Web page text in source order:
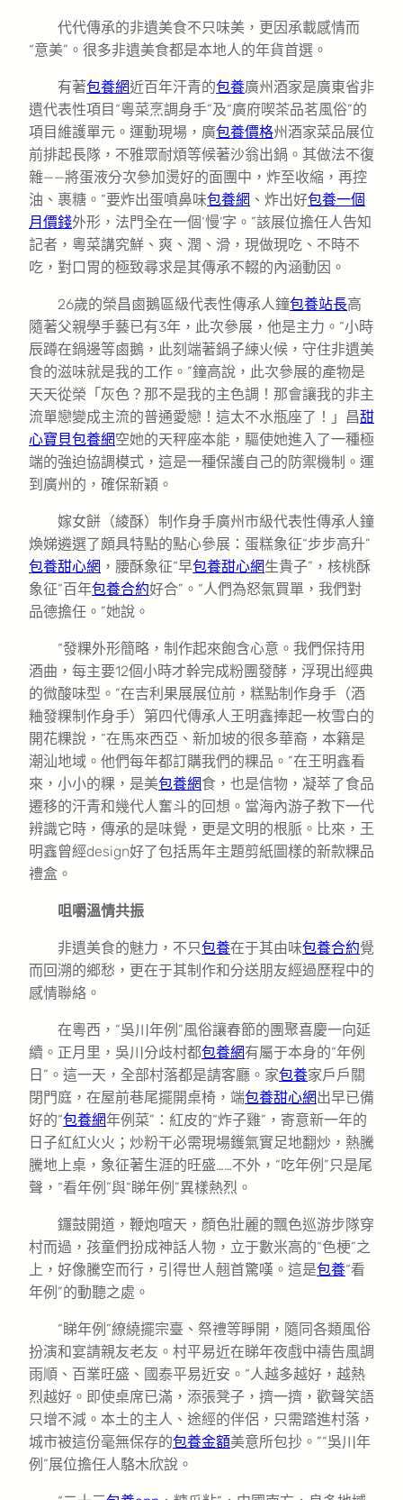
代代傳承的非遺美食不只味美，更因承載感情而
“意美”。很多非遺美食都是本地人的年貨首選。
有著包養網近百年汗青的包養廣州酒家是廣東省非
遺代表性項目“粵菜烹調身手”及“廣府喫茶品茗風俗”的
項目維護單元。運動現場，廣包養價格州酒家菜品展位
前排起長隊，不雅眾耐煩等候著沙翁出鍋。其做法不復
雜——將蛋液分次參加燙好的面團中，炸至收縮，再控
油、裹糖。“要炸出蛋噴鼻味包養網 、炸出好包養一個
月價錢外形，法門全在一個‘慢’字。”該展位擔任人告知
記者，粵菜講究鮮、爽、潤、滑，現做現吃、不時不
吃，對口胃的極致尋求是其傳承不輟的內涵動因。
26歲的榮昌鹵鵝區級代表性傳承人鐘包養站長高
隨著父親學手藝已有3年，此次參展，他是主力。“小時
辰蹲在鍋邊等鹵鵝，此刻端著鍋子練火候，守住非遺美
食的滋味就是我的工作。”鐘高說，此次參展的產物是
天天從榮「灰色？那不是我的主色調！那會讓我的非主
流單戀變成主流的普通愛戀！這太不水瓶座了！」昌甜
心寶貝包養網空她的天秤座本能，驅使她進入了一種極
端的強迫協調模式，這是一種保護自己的防禦機制。運
到廣州的，確保新穎。
嫁女餅（綾酥）制作身手廣州市級代表性傳承人鐘
煥娣遴選了頗具特點的點心參展：蛋糕象征“步步高升”
包養甜心網 ，腰酥象征“早包養甜心網生貴子”，核桃酥
象征“百年包養合約好合”。“人們為怒氣買單，我們對
品德擔任。”她說。
“發粿外形簡略，制作起來飽含心意。我們保持用
酒曲，每主要12個小時才幹完成粉團發酵，浮現出經典
的微酸味型。”在吉利果展展位前，糕點制作身手（酒
粬發粿制作身手）第四代傳承人王明鑫捧起一枚雪白的
開花粿說，“在馬來西亞、新加坡的很多華裔，本籍是
潮汕地域。他們每年都訂購我們的粿品。”在王明鑫看
來，小小的粿，是美包養網食，也是信物，凝萃了食品
遷移的汗青和幾代人奮斗的回想。當海內游子教下一代
辨識它時，傳承的是味覺，更是文明的根脈。比來，王
明鑫曾經design好了包括馬年主題剪紙圖樣的新款粿品
禮盒。
咀嚼溫情共振
非遺美食的魅力，不只包養在于其由味包養合約覺
而回溯的鄉愁，更在于其制作和分送朋友經過歷程中的
感情聯絡。
在粵西，“吳川年例”風俗讓春節的團聚喜慶一向延
續。正月里，吳川分歧村都包養網有屬于本身的“年例
日”。這一天，全部村落都是請客廳。家包養家戶戶關
閉門庭，在屋前巷尾擺開桌椅，端包養甜心網出早已備
好的“包養網年例菜”：紅皮的“炸子雞”，寄意新一年的
日子紅紅火火；炒粉干必需現場鑊氣實足地翻炒，熱騰
騰地上桌，象征著生涯的旺盛……不外，“吃年例”只是尾
聲，“看年例”與“睇年例”異樣熱烈。
鑼鼓開道，鞭炮喧天，顏色壯麗的飄色巡游步隊穿
村而過，孩童們扮成神話人物，立于數米高的“色梗”之
上，好像騰空而行，引得世人翹首驚嘆。這是包養“看
年例”的動聽之處。
“睇年例”繚繞擺宗臺、祭禮等睜開，隨同各類風俗
扮演和宴請親友老友。村平易近在睇年夜戲中禱告風調
雨順、百業旺盛、國泰平易近安。“人越多越好，越熱
烈越好。即使桌席已滿，添張凳子，擠一擠，歡聲笑語
只增不減。本土的主人、途經的伴侶，只需踏進村落，
城市被這份毫無保存的包養金額美意所包抄。”“吳川年
例”展位擔任人駱木欣說。